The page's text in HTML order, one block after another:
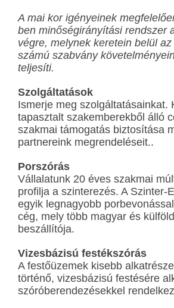
A mai kor igényeinek
ben minőségirányítási rendszer
végre, melynek keretein belül
számú szabvány
teljesíti.
Szolgáltatások
Ismerje meg szolgáltatásainkat.
tapasztalt szakemberekből álló
szakmai támogatás biztosítása
partnereink megrendeléseit..
Porszórás
Vállalatunk 20 éves szakmai
profilja a szinterezés. A Szinter-
egyik legnagyobb
cég, mely több magyar és
beszállítója.
Vizesbázisú festékszórás
A festőüzemek kisebb
történő, vizesbázisú festésére
szóróberendezésekkel